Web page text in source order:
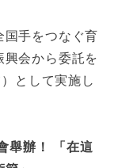
手をつなぐ育
興会から委託を
として実施し
舉辦！ 「在這